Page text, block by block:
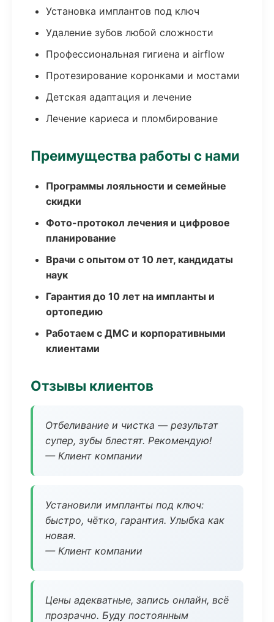
Установка имплантов под ключ
Удаление зубов любой сложности
Профессиональная гигиена и airflow
Протезирование коронками и мостами
Детская адаптация и лечение
Лечение кариеса и пломбирование
Преимущества работы с нами
Программы лояльности и семейные
скидки
Фото-протокол лечения и цифровое
планирование
Врачи с опытом от 10 лет, кандидаты
наук
Гарантия до 10 лет на импланты и
ортопедию
Работаем с ДМС и корпоративными
клиентами
Отзывы клиентов
Отбеливание и чистка — результат
супер, зубы блестят. Рекомендую!
— Клиент компании
Установили импланты под ключ:
быстро, чётко, гарантия. Улыбка как
новая.
— Клиент компании
Цены адекватные, запись онлайн, всё
прозрачно. Буду постоянным